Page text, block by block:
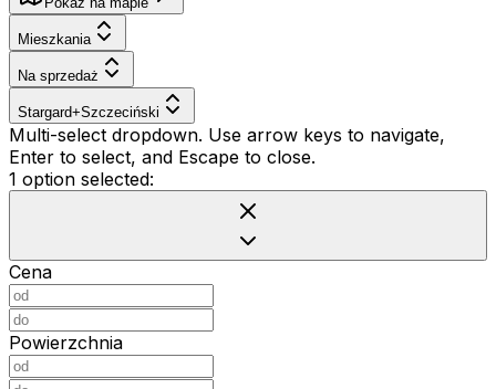
Mieszkania
Na sprzedaż
Stargard+Szczeciński
Multi-select dropdown. Use arrow keys to navigate,
Enter to select, and Escape to close.
1 option selected:
Cena
Powierzchnia